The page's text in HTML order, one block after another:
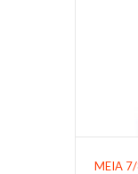
MEIA 7/